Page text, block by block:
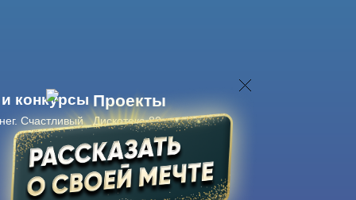
конкурсы
Счастливый
Проекты
Дискотека 80-х
Живые концерты
Журнал Авторадио
Авторадиов смартфоне